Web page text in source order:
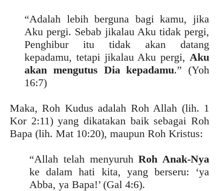
“Adalah lebih berguna bagi kamu, jika
Aku pergi. Sebab jikalau Aku tidak pergi,
Penghibur itu tidak akan datang
kepadamu, tetapi jikalau Aku pergi, Aku
akan mengutus Dia kepadamu.” (Yoh
16:7)
Maka, Roh Kudus adalah Roh Allah (lih. 1
Kor 2:11) yang dikatakan baik sebagai Roh
Bapa (lih. Mat 10:20), maupun Roh Kristus:
“Allah telah menyuruhRoh Anak-Nya
ke dalam hati kita, yang berseru: ‘ya
Abba, ya Bapa!’ (Gal 4:6).